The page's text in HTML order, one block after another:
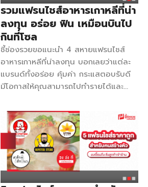
กล่องโฟม ที่ตัดไอศกรีม ผ้ากันเปื้อน
แบรนด์ โยเกิร์ต 2 กก. นม 1 ถุง เยลลี่ 2
แพ็ก คอนเฟลก 1 กล่อง ขวดบีบ 2 อัน
แก้ว + ช้อน 100 ชิ้น บุราณ ขนม
ดอกบัวชาววังใบเตยสด ค่าแฟรนไชส์ […]
รวมแฟรนไชส์อาหารเกาหลีที่น่า
ลงทุน อร่อย ฟิน เหมือนบินไป
กินที่โซล
ชี้ช่องรวยขอแนะนำ 4 สหายแฟรนไชส์
อาหารเกาหลีที่น่าลงทุน บอกเลยว่าแต่ละ
แบรนด์ทั้งอร่อย คุ้มค่า กระแสตอบรับดี
มีโอกาสให้คุณสามารถไปทำรายได้และ
อะไรบ้างไปดูกัน! ชิคชอน ไก่กรอบเกาหลี
ค่า Franchise 89,000 บาท ติดต่อ
087-4745999 Facebook Chichon ไก่
กรอบเกาหลี สิ่งที่ได้รับ อุปกรณ์พร้อมขาย
กว่า 22 รายการ คู่มือการขาย การฝึก
อบรมการขาย VDO ฝึกการอบรม กองจู
ปิ้งย่างสไตล์เกาหลี ค่า Franchise